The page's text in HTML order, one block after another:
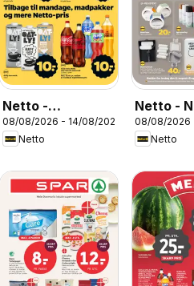
Netto -
Tilbudsavis uge
33
08/08/2026 - 14/08/2026
Netto
Netto -
uge 33
08/08/2026
Netto